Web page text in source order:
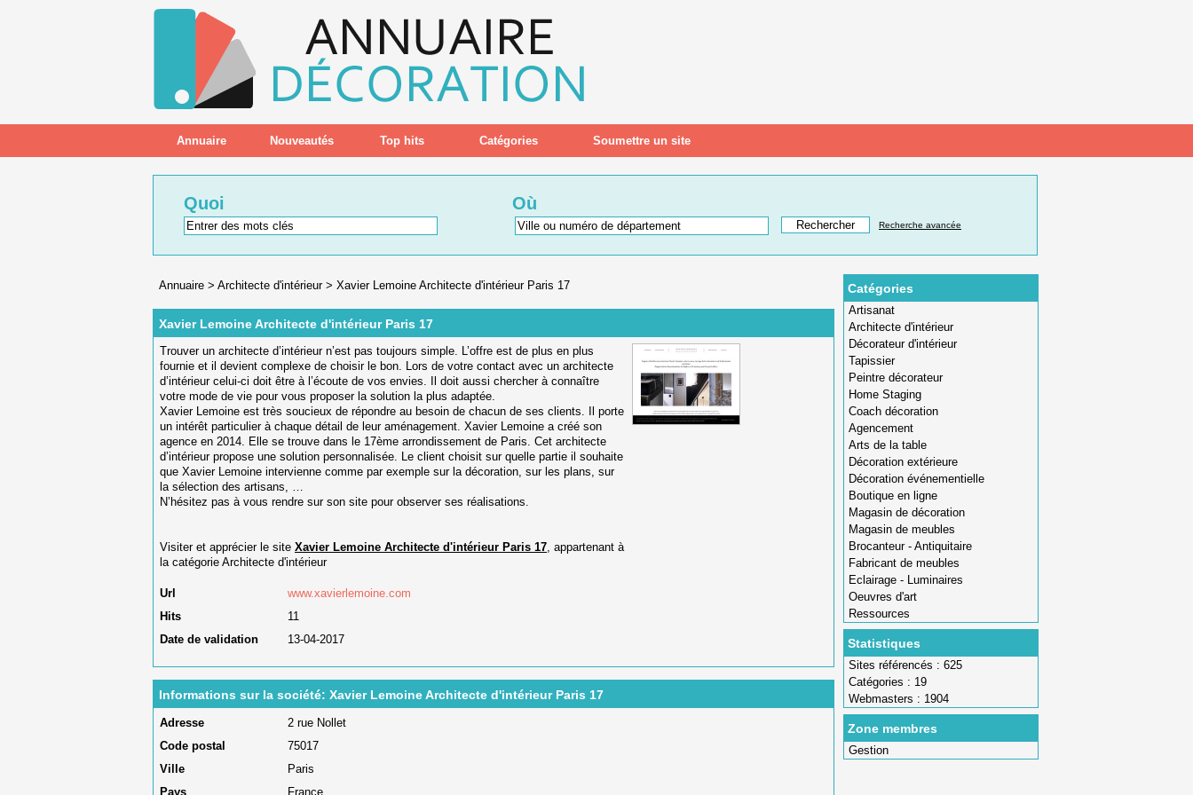
Annuaire Nouveautés Top hits Catégories Soumettre un site
Quoi Où
Recherche avancée
Catégories
Artisanat
Architecte d'intérieur
Décorateur d'intérieur
Tapissier
Peintre décorateur
Home Staging
Coach décoration
Agencement
Arts de la table
Décoration extérieure
Décoration événementielle
Boutique en ligne
Magasin de décoration
Magasin de meubles
Brocanteur - Antiquitaire
Fabricant de meubles
Eclairage - Luminaires
Oeuvres d'art
Ressources
Statistiques
Sites référencés : 625
Catégories : 19
Webmasters : 1904
Zone membres
Gestion
Annuaire > Architecte d'intérieur> Xavier Lemoine Architecte d'intérieur Paris 17
Xavier Lemoine Architecte d'intérieur Paris 17
Trouver un architecte d’intérieur n’est pas toujours simple. L’offre est de plus en plus
fournie et il devient complexe de choisir le bon. Lors de votre contact avec un architecte
d’intérieur celui-ci doit être à l’écoute de vos envies. Il doit aussi chercher à connaître
votre mode de vie pour vous proposer la solution la plus adaptée.
Xavier Lemoine est très soucieux de répondre au besoin de chacun de ses clients. Il porte
un intérêt particulier à chaque détail de leur aménagement. Xavier Lemoine a créé son
agence en 2014. Elle se trouve dans le 17ème arrondissement de Paris. Cet architecte
d’intérieur propose une solution personnalisée. Le client choisit sur quelle partie il souhaite
que Xavier Lemoine intervienne comme par exemple sur la décoration, sur les plans, sur
la sélection des artisans, …
N’hésitez pas à vous rendre sur son site pour observer ses réalisations.
Visiter et apprécier le site Xavier Lemoine Architecte d'intérieur Paris 17, appartenant à
la catégorie Architecte d'intérieur
Url
www.xavierlemoine.com
Hits
11
Date de validation
13-04-2017
Informations sur la société: Xavier Lemoine Architecte d'intérieur Paris 17
Adresse
2 rue Nollet
Code postal
75017
Ville
Paris
Pays
France